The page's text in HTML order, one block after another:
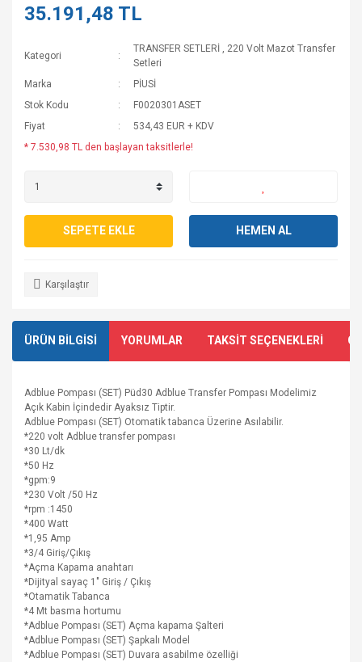
35.191,48 TL
Kategori
TRANSFER SETLERİ , 220 Volt Mazot Transfer
Setleri
Marka
PİUSİ
Stok Kodu
F0020301ASET
Fiyat
534,43 EUR + KDV
* 7.530,98 TL den başlayan taksitlerle!
SEPETE EKLE HEMEN AL
Karşılaştır
ÜRÜN BİLGİSİ YORUMLAR TAKSİT SEÇENEKLERİ
Adblue Pompası (SET) Püd30 Adblue Transfer Pompası Modelimiz
Açık Kabin İçindedir Ayaksız Tiptir.
Adblue Pompası (SET) Otomatik tabanca Üzerine Asılabilir.
*220 volt Adblue transfer pompası
*30 Lt/dk
*50 Hz
*gpm:9
*230 Volt /50 Hz
*rpm :1450
*400 Watt
*1,95 Amp
*3/4 Giriş/Çıkış
*Açma Kapama anahtarı
*Dijityal sayaç 1" Giriş / Çıkış
*Otamatik Tabanca
*4 Mt basma hortumu
*Adblue Pompası (SET) Açma kapama Şalteri
*Adblue Pompası (SET) Şapkalı Model
*Adblue Pompası (SET) Duvara asabilme özelliği